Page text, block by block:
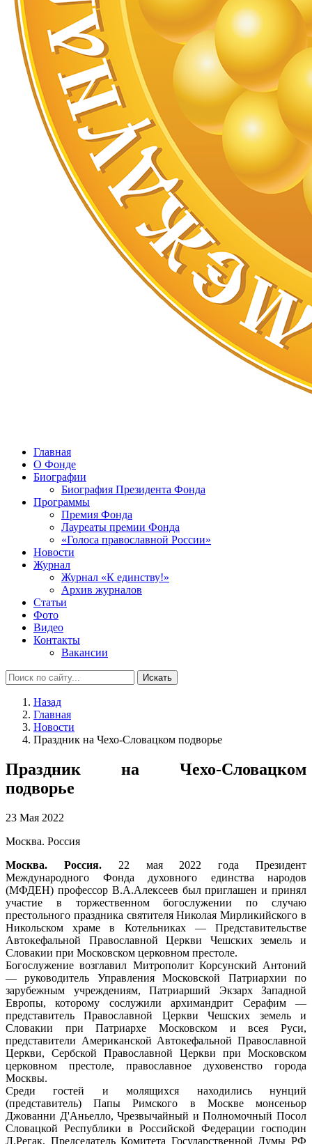
Главная
О Фонде
Биографии
Биография Президента Фонда
Программы
Премия Фонда
Лауреаты премии Фонда
«Голоса православной России»
Новости
Журнал
Журнал «К единству!»
Архив журналов
Статьи
Фото
Видео
Контакты
Вакансии
Искать
Назад
Главная
Новости
Праздник на Чехо-Словацком подворье
Праздник на Чехо-Словацком
подворье
23 Мая 2022
Москва. Россия
Москва. Россия. 22 мая 2022 года Президент
Международного Фонда духовного единства народов
(МФДЕН) профессор В.А.Алексеев был приглашен и принял
участие в торжественном богослужении по случаю
престольного праздника святителя Николая Мирликийского в
Никольском храме в Котельниках — Представительстве
Автокефальной Православной Церкви Чешских земель и
Словакии при Московском церковном престоле.
Богослужение возглавил Митрополит Корсунский Антоний
— руководитель Управления Московской Патриархии по
зарубежным учреждениям, Патриарший Экзарх Западной
Европы, которому сослужили архимандрит Серафим —
представитель Православной Церкви Чешских земель и
Словакии при Патриархе Московском и всея Руси,
представители Американской Автокефальной Православной
Церкви, Сербской Православной Церкви при Московском
церковном престоле, православное духовенство города
Москвы.
Среди гостей и молящихся находились нунций
(представитель) Папы Римского в Москве монсеньор
Джованни Д'Аньелло, Чрезвычайный и Полномочный Посол
Словацкой Республики в Российской Федерации господин
Л.Регак, Председатель Комитета Государственной Думы РФ